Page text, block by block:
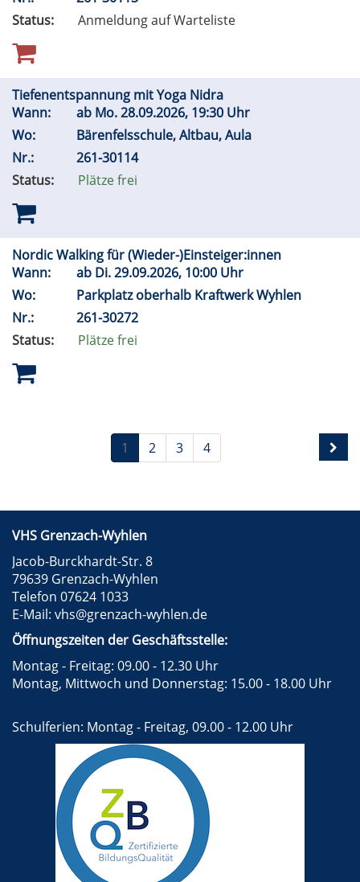
Status:
Anmeldung auf Warteliste
Tiefenentspannung mit Yoga Nidra
Wann:
ab Mo.28.09.2026, 19:30 Uhr
Wo:
Bärenfelsschule, Altbau, Aula
Nr.:
261-30114
Status:
Plätze frei
Nordic Walking für (Wieder-)Einsteiger:innen
Wann:
ab Di.29.09.2026, 10:00 Uhr
Wo:
Parkplatz oberhalb Kraftwerk Wyhlen
Nr.:
261-30272
Status:
Plätze frei
1 2 3 4
VHS Grenzach-Wyhlen
Jacob-Burckhardt-Str. 8
79639 Grenzach-Wyhlen
Telefon 07624 1033
E-Mail: vhs@grenzach-wyhlen.de
Öffnungszeiten der Geschäftsstelle:
Montag - Freitag: 09.00 - 12.30 Uhr
Montag, Mittwoch und Donnerstag: 15.00 - 18.00 Uhr
Schulferien: Montag - Freitag, 09.00 - 12.00 Uhr